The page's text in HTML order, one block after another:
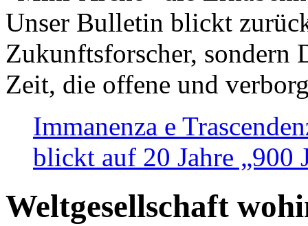
Unser Bulletin blickt
Zukunftsforscher, sondern
Zeit, die offene und
Immanenza e
blickt auf 20 Jahre „900
Weltgesellschaft